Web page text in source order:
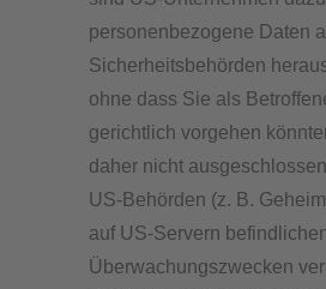
personenbezogene Daten
Sicherheitsbehörden
ohne dass Sie als
gerichtlich vorgehen
daher nicht
US-Behörden (z. B.
auf US-Servern
Überwachungszwecken